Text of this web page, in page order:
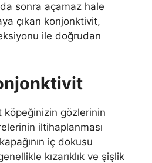
sonra açamaz hale
çıkan konjonktivit,
ile doğrudan
köpeğinizin gözlerinin
iltihaplanması
iç dokusu
kızarıklık ve şişlik